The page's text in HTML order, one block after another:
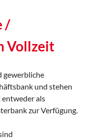
/
Vollzeit
gewerbliche
und stehen
entweder als
zur Verfügung.